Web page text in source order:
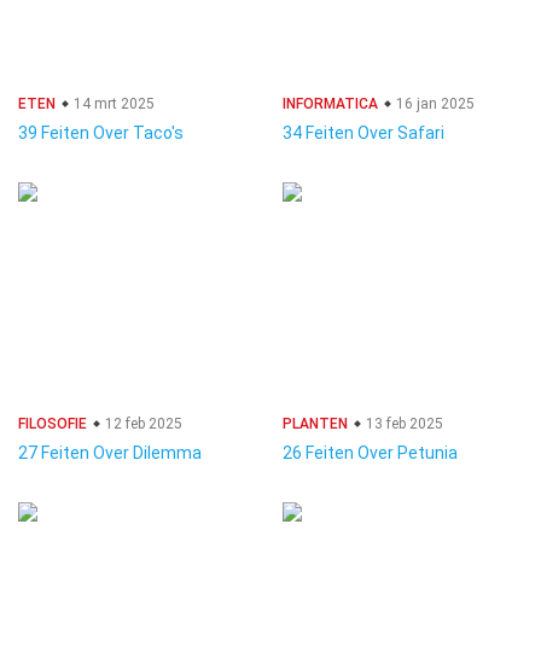
ETEN 14 mrt 2025
39 Feiten Over Taco's
INFORMATICA 16 jan 2025
34 Feiten Over Safari
FILOSOFIE 12 feb 2025
27 Feiten Over Dilemma
PLANTEN 13 feb 2025
26 Feiten Over Petunia